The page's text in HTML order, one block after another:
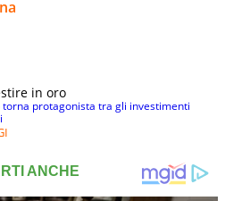
in oro
torna protagonista tra gli investimenti